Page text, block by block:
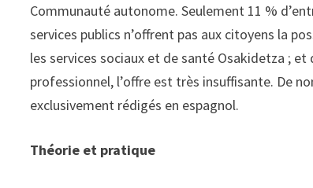
Communauté autonome. Seulement 11 %
services publics n’offrent pas aux citoyens la
les services sociaux et de santé Osakidetza ;
professionnel, l’offre est très insuffisante. De
exclusivement rédigés en espagnol.
Théorie et pratique